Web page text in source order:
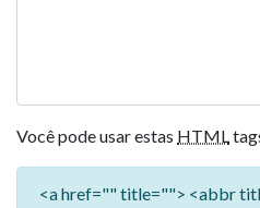
Você pode usar estas HTML
<a href="" title=""> <abbr